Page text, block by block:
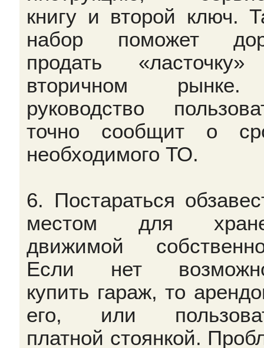
книгу и второй ключ.
набор поможет
продать
вторичном
руководство
точно сообщит о
необходимого ТО.
6. Постараться
местом для
движимой
Если нет
купить гараж, то
его, или
платной стоянкой.